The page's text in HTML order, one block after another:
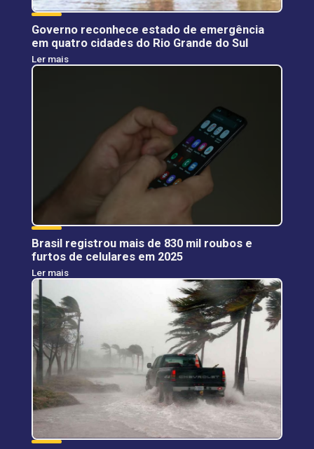
Governo reconhece estado de emergência
em quatro cidades do Rio Grande do Sul
Ler mais
Brasil registrou mais de 830 mil roubos e
furtos de celulares em 2025
Ler mais